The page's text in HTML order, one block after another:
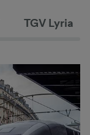
TGV Lyria